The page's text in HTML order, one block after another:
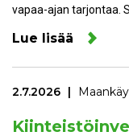
vapaa-ajan tarjontaa.
Lue lisää
2.7.2026